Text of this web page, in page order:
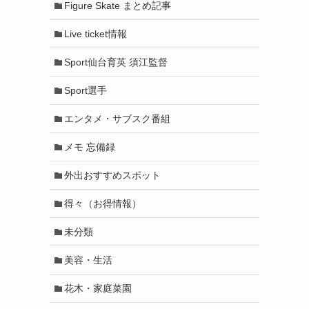
Figure Skate まとめ記事
Live ticket情報
Sport仙台育英 須江監督
Sport選手
エンタメ・サブスク番組
メモ 忘備録
外出おすすめスポット
得々（お得情報）
未分類
美容・生活
花木・家庭菜園